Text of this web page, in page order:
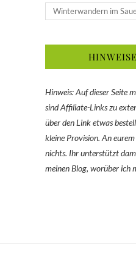
Winterwandern im
Hinweis: Auf dieser Seite
sind Affiliate-Links zu
über den Link etwas
kleine Provision. An
nichts. Ihr unterstützt
meinen Blog, worüber ich